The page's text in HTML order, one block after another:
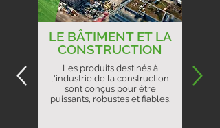
LE BÂTIMENT ET LA
CONSTRUCTION
Les produits destinés à
l'industrie de la construction
sont conçus pour être
puissants, robustes et fiables.